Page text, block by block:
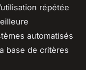
répétée
automatisés
base de critères